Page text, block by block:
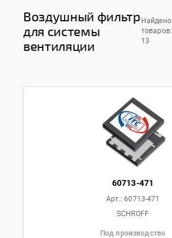
Воздушный фильтр
для системы
вентиляции
Найдено
товаров:
13
60713-471
Арт.:60713-471
SCHROFF
Под производство